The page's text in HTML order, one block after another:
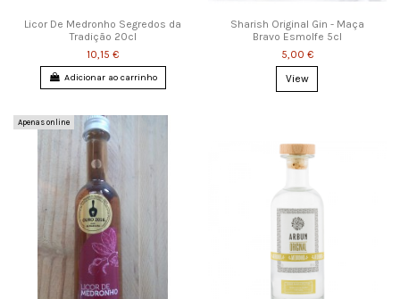
Licor De Medronho Segredos da
Tradição 20cl
10,15 €
Adicionar ao carrinho
Sharish Original Gin - Maça
Bravo Esmolfe 5cl
5,00 €
View
Apenas online